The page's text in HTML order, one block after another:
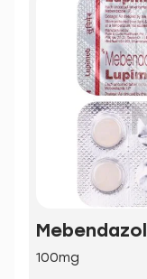
Mebendazol
100mg